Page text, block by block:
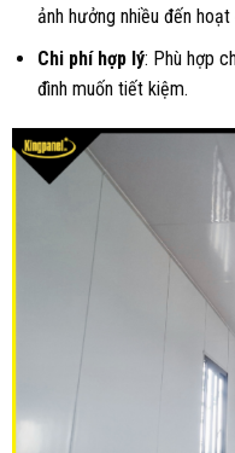
ảnh hưởng nhiều đến hoạt
Chi phí hợp lý: Phù hợp
đình muốn tiết kiệm.